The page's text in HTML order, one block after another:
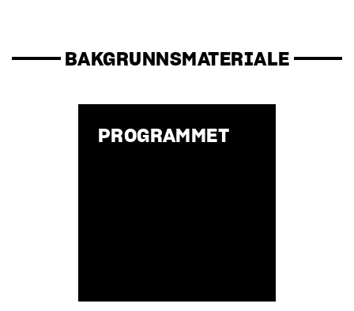
BAKGRUNNSMATERIALE
PROGRAMMET